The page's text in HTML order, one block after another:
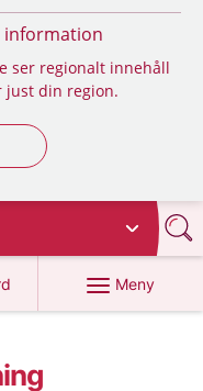
information
ser regionalt innehåll
just din region.
Meny